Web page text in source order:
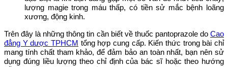
lượng magie trong máu thấp, có tiền sử mắc bệnh loãng
xương, động kinh.
Trên đây là những thông tin cần biết về thuốc pantoprazole do Cao
đẳng Y dược TPHCM tổng hợp cung cấp. Kiến thức trong bài chỉ
mang tính chất tham khảo, để đảm bảo an toàn nhất, bạn nên sử
dụng đúng liều lượng theo chỉ định của bác sĩ hoặc theo hướng